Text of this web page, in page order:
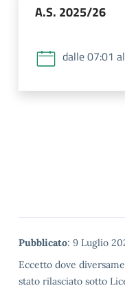
A.S. 2025/26
dalle 07:01
Metadata
Pubblicato: 9 Luglio
Eccetto dove
stato rilasciato sotto